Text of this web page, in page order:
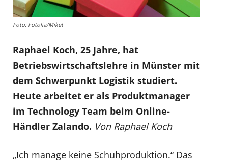
Foto: Fotolia/Miket
Raphael Koch, 25 Jahre, hat
Betriebswirtschaftslehre in Münster mit
dem Schwerpunkt Logistik studiert.
Heute arbeitet er als Produktmanager
im Technology Team beim Online-
Händler Zalando. Von Raphael Koch
„Ich manage keine Schuhproduktion.“ Das